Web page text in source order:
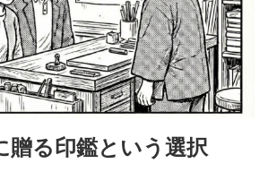
贈る印鑑という選択